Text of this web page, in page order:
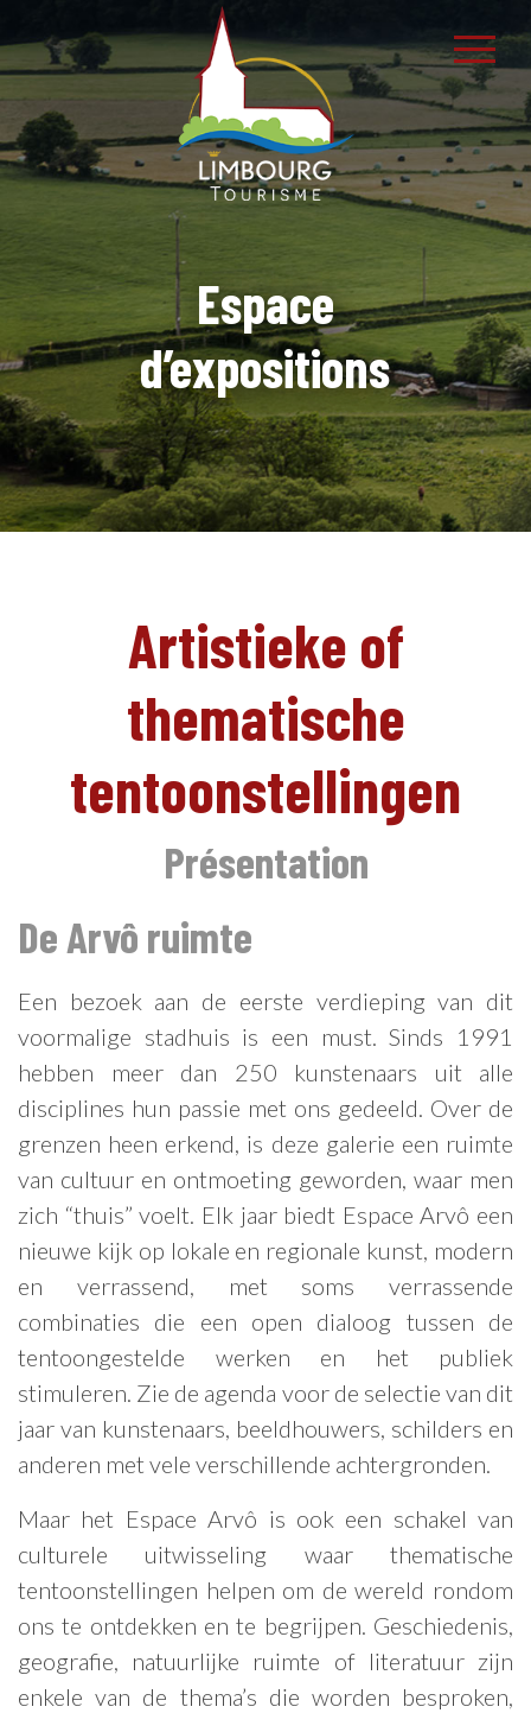
NL
Espace
d’expositions
Artistieke of
thematische
tentoonstellingen
Présentation
De Arvô ruimte
Een bezoek aan de eerste verdieping van dit
voormalige stadhuis is een must. Sinds 1991
hebben meer dan 250 kunstenaars uit alle
disciplines hun passie met ons gedeeld. Over de
grenzen heen erkend, is deze galerie een ruimte
van cultuur en ontmoeting geworden, waar men
zich “thuis” voelt. Elk jaar biedt Espace Arvô een
nieuwe kijk op lokale en regionale kunst, modern
en verrassend, met soms verrassende
combinaties die een open dialoog tussen de
tentoongestelde werken en het publiek
stimuleren. Zie de agenda voor de selectie van dit
jaar van kunstenaars, beeldhouwers, schilders en
anderen met vele verschillende achtergronden.
Maar het Espace Arvô is ook een schakel van
culturele uitwisseling waar thematische
tentoonstellingen helpen om de wereld rondom
ons te ontdekken en te begrijpen. Geschiedenis,
geografie, natuurlijke ruimte of literatuur zijn
enkele van de thema’s die worden besproken,